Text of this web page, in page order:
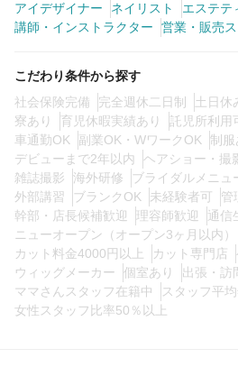
この条件の求人
アイデザイナー
ネイリスト
エステテ
講師・インストラクター
営業・販売
こだわり条件から探す
社会保険完備
完全週休二日制 土日休
寮あり
育児休暇実績あり 託児所利用
車通勤OK
副業OK・WワークOK
制服
デビューまで2年以内
ヘアショー・撮
雑誌撮影
海外研修 ブライダルメニュ
外部講習
ブランクOK 未経験者可
管
幹部・店長候補歓迎
理容師歓迎
通信
ニューオープン（オープン3ヶ月以内）
カット料金4000円以上
カット専門店
ウィッグメーカー
個室あり 出張・訪
ママさんスタッフ在籍中
スタッフ平
女性スタッフ比率50％以上